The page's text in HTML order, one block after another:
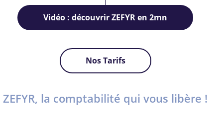
Vidéo : découvrir ZEFYR en 2mn
Nos Tarifs
ZEFYR, la comptabilité qui vous libère !